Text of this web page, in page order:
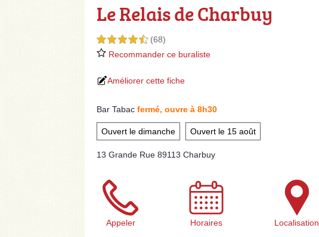
Le Relais de Charbuy
4,5 étoiles sur 5 (68)
Recommander ce buraliste
Améliorer cette fiche
Bar Tabac fermé, ouvre à 8h30
Ouvert le dimanche Ouvert le 15 août
13 Grande Rue 89113 Charbuy
Appeler Horaires Localisation